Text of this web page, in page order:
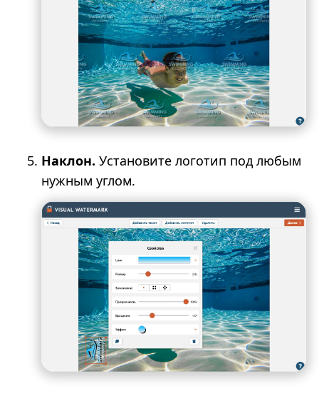
Наклон. Установите логотип под любым
нужным углом.